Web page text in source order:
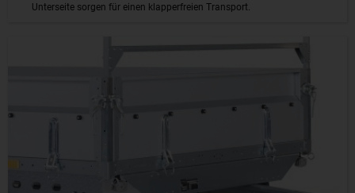
Unterseite sorgen für einen klapperfreien Transport.